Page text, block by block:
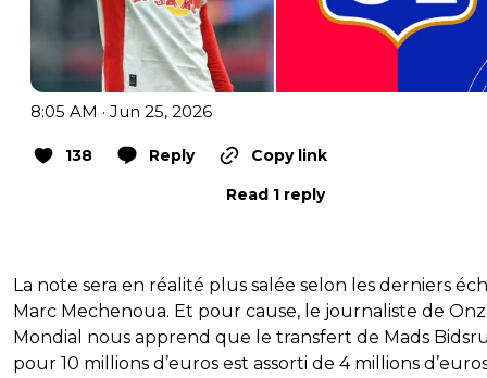
8:05 AM · Jun 25, 2026
138 Reply
Copy link
Read 1 reply
La note sera en réalité plus salée selon les derniers
Marc Mechenoua. Et pour cause, le journaliste de
Mondial nous apprend que le transfert de Mads
pour 10 millions d’euros est assorti de 4 millions